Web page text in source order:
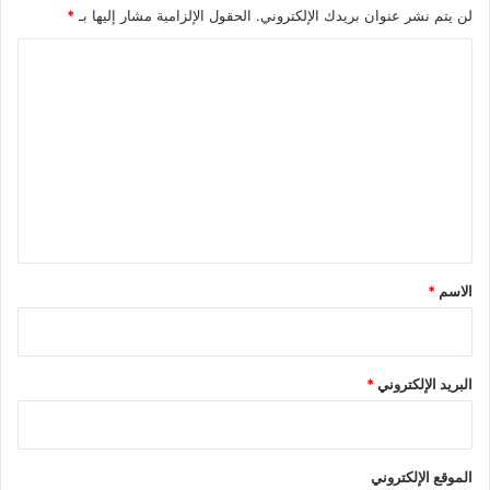
لن يتم نشر عنوان بريدك الإلكتروني. الحقول الإلزامية مشار إليها بـ *
*
الاسم *
البريد الإلكتروني*
الموقع الإلكتروني